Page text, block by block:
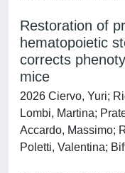
Restoration of
hematopoietic
corrects
mice
2026 Ciervo, Yuri;
Lombi, Martina;
Accardo, Massimo;
Poletti, Valentina;